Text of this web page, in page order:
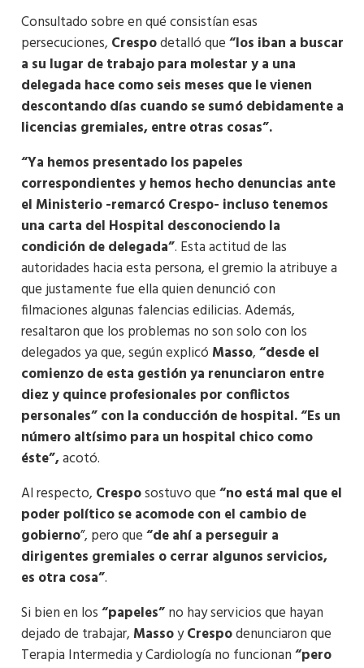
Consultado sobre en qué consistían esas
persecuciones, Crespodetalló que“los iban a buscar
a su lugar de trabajo para molestar y a una
delegada hace como seis meses que le vienen
descontando días cuando se sumó debidamente a
licencias gremiales, entre otras cosas”.
“Ya hemos presentado los papeles
correspondientes y hemos hecho denuncias ante
el Ministerio -remarcó Crespo- incluso tenemos
una carta del Hospital desconociendo la
condición de delegada”. Esta actitud de las
autoridades hacia esta persona, el gremio la atribuye a
que justamente fue ella quien denunció con
filmaciones algunas falencias edilicias. Además,
resaltaron que los problemas no son solo con los
delegados ya que, según explicó Masso,“desde el
comienzo de esta gestión ya renunciaron entre
diez y quince profesionales por conflictos
personales” con la conducción de hospital. “Es un
número altísimo para un hospital chico como
éste”,acotó.
Al respecto, Cresposostuvo que“no está mal que el
poder político se acomode con el cambio de
gobierno”, pero que“de ahí a perseguir a
dirigentes gremiales o cerrar algunos servicios,
es otra cosa”.
Si bien en los“papeles”no hay servicios que hayan
dejado de trabajar, MassoyCrespodenunciaron que
Terapia Intermedia y Cardiología no funcionan“pero